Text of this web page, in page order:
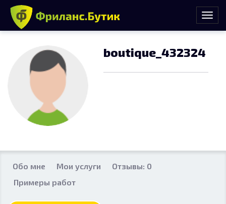
boutique_432324
Обо мне Мои услуги
Отзывы: 0
Примеры работ